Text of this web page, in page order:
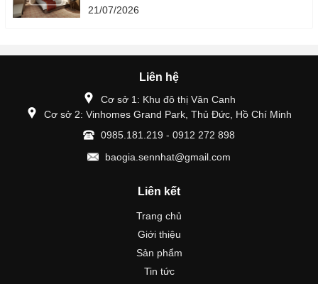
21/07/2026
Liên hệ
Cơ sở 1: Khu đô thị Vân Canh
Cơ sở 2: Vinhomes Grand Park, Thủ Đức, Hồ Chí Minh
0985.181.219 - 0912 272 898
baogia.sennhat@gmail.com
Liên kết
Trang chủ
Giới thiệu
Sản phẩm
Tin tức